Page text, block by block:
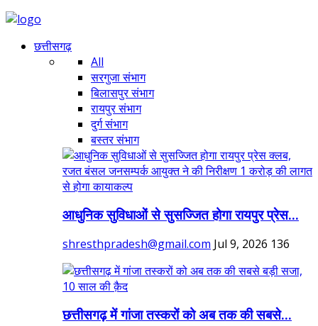
छत्तीसगढ़
All
सरगुजा संभाग
बिलासपुर संभाग
रायपुर संभाग
दुर्ग संभाग
बस्तर संभाग
आधुनिक सुविधाओं से सुसज्जित होगा रायपुर प्रेस...
shresthpradesh@gmail.com Jul 9, 2026 136
छत्तीसगढ़ में गांजा तस्करों को अब तक की सबसे...